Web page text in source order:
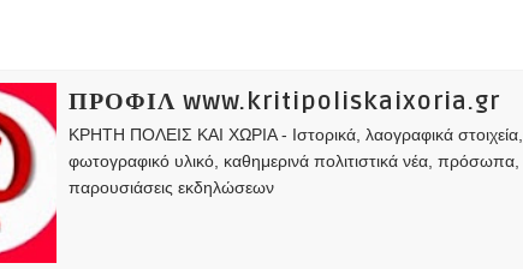
ΠΡΟΦΙΛ www.kritipoliskaixoria.gr
ΚΡΗΤΗ ΠΟΛΕΙΣ ΚΑΙ ΧΩΡΙΑ - Ιστορικά, λαογραφικά
φωτογραφικό υλικό, καθημερινά πολιτιστικά νέα, πρόσωπα,
παρουσιάσεις εκδηλώσεων